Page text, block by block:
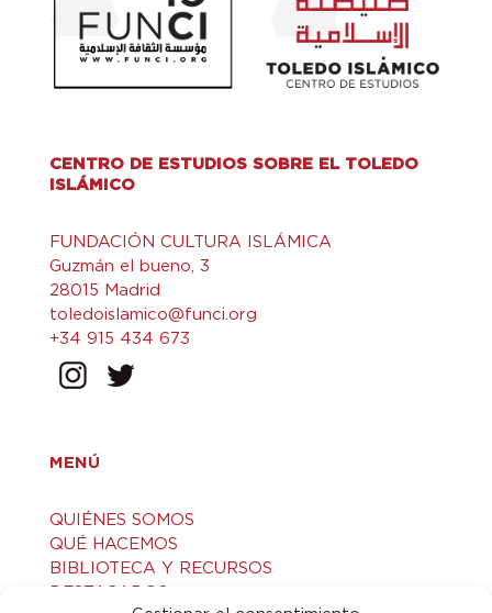
CENTRO DE ESTUDIOS SOBRE EL TOLEDO
ISLÁMICO
FUNDACIÓN CULTURA ISLÁMICA
Guzmán el bueno, 3
28015 Madrid
toledoislamico@funci.org
+34 915 434 673
MENÚ
QUIÉNES SOMOS
QUÉ HACEMOS
BIBLIOTECA Y RECURSOS
DESTACADOS